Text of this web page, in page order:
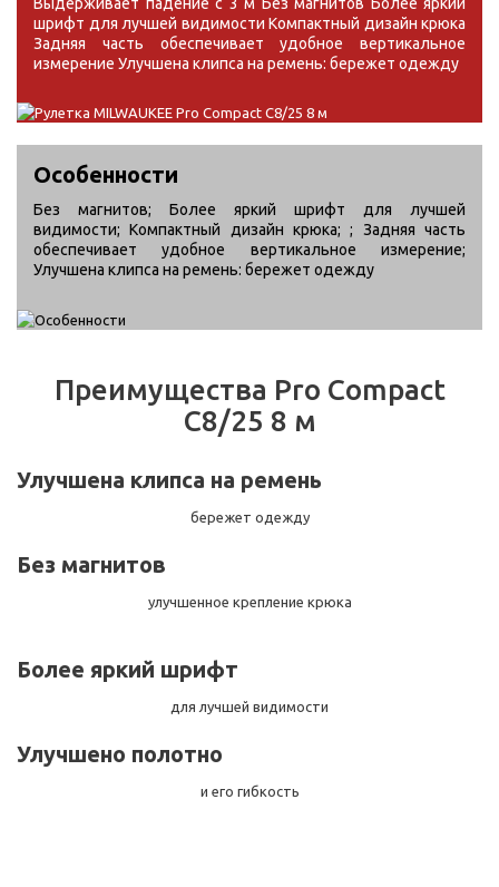
шрифт для лучшей видимости Компактный дизайн крюка
Задняя часть обеспечивает удобное вертикальное
измерение Улучшена клипса на ремень: бережет одежду
Особенности
Без магнитов; Более яркий шрифт для лучшей
видимости; Компактный дизайн крюка; ; Задняя часть
обеспечивает удобное вертикальное измерение;
Улучшена клипса на ремень: бережет одежду
Преимущества Pro Compact
C8/25 8 м
Улучшена клипса на ремень
бережет одежду
Без магнитов
улучшенное крепление крюка
Более яркий шрифт
для лучшей видимости
Улучшено полотно
и его гибкость